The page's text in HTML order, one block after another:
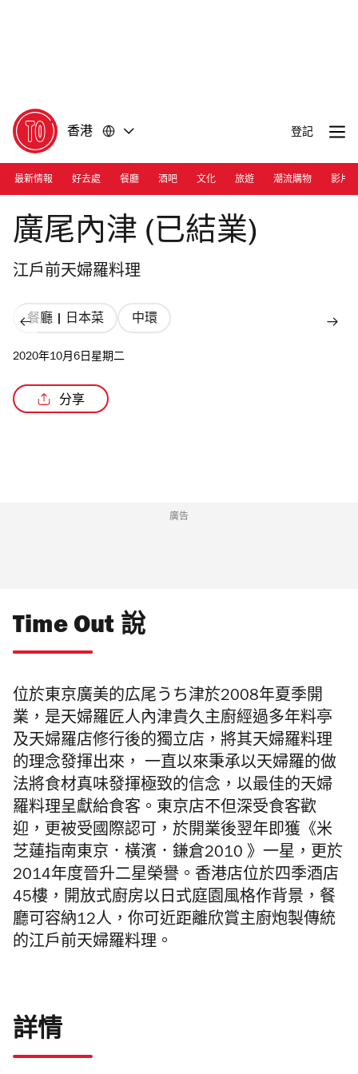
香港 登記
最新情報 好去處 餐廳 酒吧 文化 旅遊 潮流購物 影片
Photograph: Ann Chiu
廣尾內津 (已結業)
江戶前天婦羅料理
餐廳 | 日本菜 中環
2020年10月6日星期二
分享
廣告
Time Out 說
位於東京廣美的広尾うち津於2008年夏季開
業，是天婦羅匠人內津貴久主廚經過多年料亭
及天婦羅店修行後的獨立店，將其天婦羅料理
的理念發揮出來， 一直以來秉承以天婦羅的做
法將食材真味發揮極致的信念，以最佳的天婦
羅料理呈獻給食客。東京店不但深受食客歡
迎，更被受國際認可，於開業後翌年即獲《米
芝蓮指南東京．橫濱．鎌倉2010 》一星，更於
2014年度晉升二星榮譽。香港店位於四季酒店
45樓，開放式廚房以日式庭園風格作背景，餐
廳可容納12人，你可近距離欣賞主廚炮製傳統
的江戶前天婦羅料理。
詳情